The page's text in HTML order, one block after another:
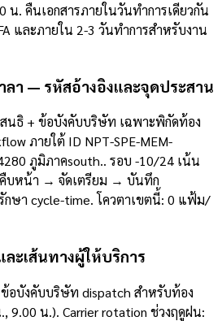
. คืนเอกสารภายในวันทำการเดียวกัน
และภายใน 2-3 วันทำการสำหรับงาน
า — รหัสอ้างอิงและจุดประสาน
ธิ + ข้อบังคับบริษัท เฉพาะพิกัดท้อง
ภายใต้ ID NPT-SPE-MEM-
ภูมิภาคsouth.. รอบ -10/24 เน้น
บหน้า → จัดเตรียม → บันทึก
ษา cycle-time. โควตาเขตนี้: 0 แฟ้ม/
ะเส้นทางผู้ให้บริการ
บังคับบริษัท dispatch สำหรับท้อง
9.00 น.). Carrier rotation ช่วงฤดูฝน: